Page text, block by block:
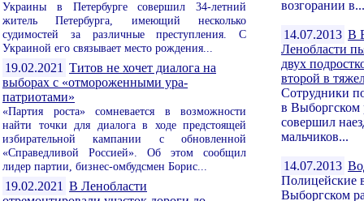
Украины в Петербурге совершил 34-летний
житель Петербурга, имеющий несколько
судимостей за различные преступления. С
Украиной его связывает место рождения...
19.02.2021 Титов не хочет диалога на
выборах с «отмороженными ура-
патриотами»
«Партия роста» сомневается в возможности
найти точки для диалога в ходе предстоящей
избирательной кампании с обновленной
«Справедливой Россией». Об этом сообщил
лидер партии, бизнес-омбудсмен Борис...
19.02.2021 В Ленобласти
возгорании в...
14.07.2013 В
Ленобласти
двух
второй в
Сотрудники
в Выборгском
совершил
мальчиков...
14.07.2013
Полицейские
Выборгском